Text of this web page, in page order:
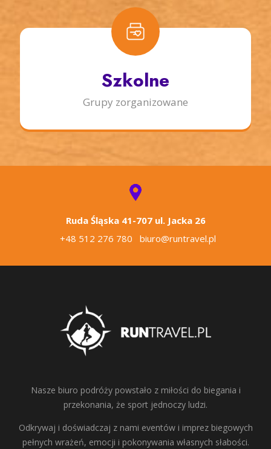
Szkolne
Grupy zorganizowane
Ruda Śląska 41-707 ul. Jacka 26
+48 512 276 780
biuro@runtravel.pl
Nasze biuro podróży powstało z miłości do biegania i
przekonania, że sport jednoczy ludzi.
Odkrywaj i doświadczaj z nami eventów i imprez biegowych
pełnych wrażeń, emocji i pokonywania własnych słabości.